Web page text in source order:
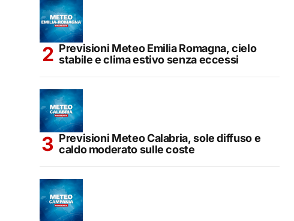
Previsioni Meteo Emilia Romagna, cielo
stabile e clima estivo senza eccessi
Previsioni Meteo Calabria, sole diffuso e
caldo moderato sulle coste